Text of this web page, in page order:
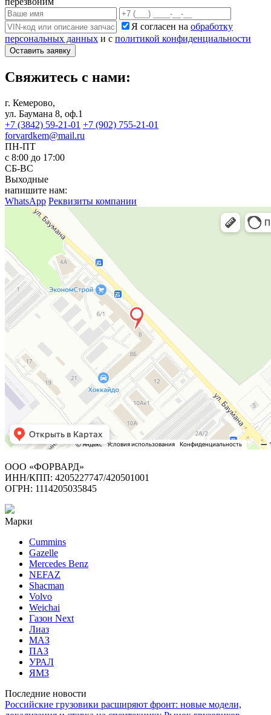
Я согласен на обработку
персональных данных и с политикой конфиденциальности
Оставить заявку
Свяжитесь с нами:
г. Кемерово,
ул. Баумана 8, оф.1
+7 (3842) 59-21-01 +7 (902) 755-21-01
forvardkem@mail.ru
ПН-ПТ
с 8:00 до 17:00
СБ-ВС
Выходные
напишите нам:
WhatsApp Реквизиты компании
ООО «ФОРВАРД»
ИНН/КПП: 4205227747/420501001
ОГРН: 1114205035845
Марки
Cummins
Gazelle
Mercedes Benz
NEFAZ
Shacman
Volvo
Weichai
Газон Next
Лиаз
МАЗ
ПАЗ
УРАЛ
ЯМЗ
Последние новости
Российские грузовики расширяют фронт: новые модели,